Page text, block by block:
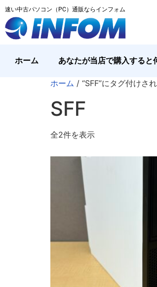
速い中古パソコン（PC）通販ならインフォム
ホーム あなたが当店で購入すると
ホーム / “SFF”にタグ付けさ
SFF
全2件を表示